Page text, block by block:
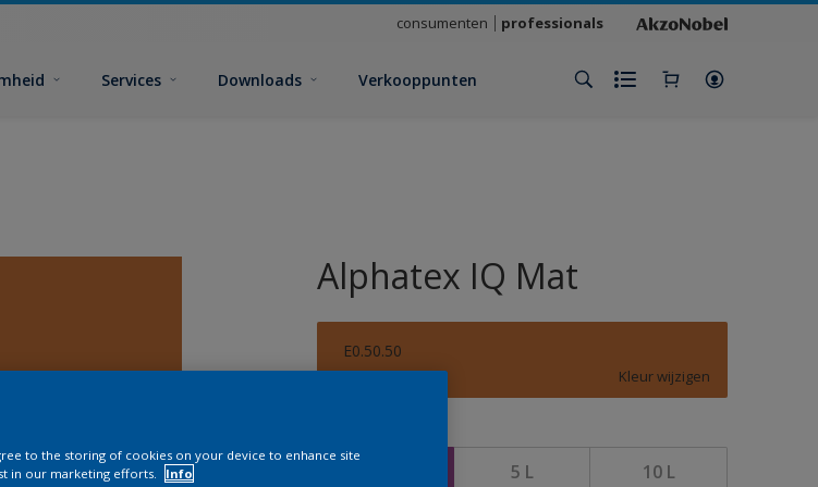
consumenten professionals
Services Downloads Verkooppunten
Alphatex IQ Mat
E0.50.50
Kleur wijzigen
5 L 10 L
to the storing of cookies on your device to enhance site
in our marketing efforts.
Info